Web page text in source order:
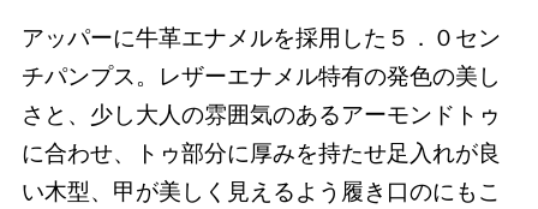
アッパーに牛革エナメルを採用した５．０セン
チパンプス。レザーエナメル特有の発色の美し
さと、少し大人の雰囲気のあるアーモンドトゥ
に合わせ、トゥ部分に厚みを持たせ足入れが良
い木型、甲が美しく見えるよう履き口のにもこ